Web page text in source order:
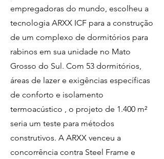
empregadoras do mundo, escolheu a
tecnologia ARXX ICF para a construção
de um complexo de dormitórios para
rabinos em sua unidade no Mato
Grosso do Sul. Com 53 dormitórios,
áreas de lazer e exigências específicas
de conforto e isolamento
termoacústico , o projeto de 1.400 m²
seria um teste para métodos
construtivos. A ARXX venceu a
concorrência contra Steel Frame e